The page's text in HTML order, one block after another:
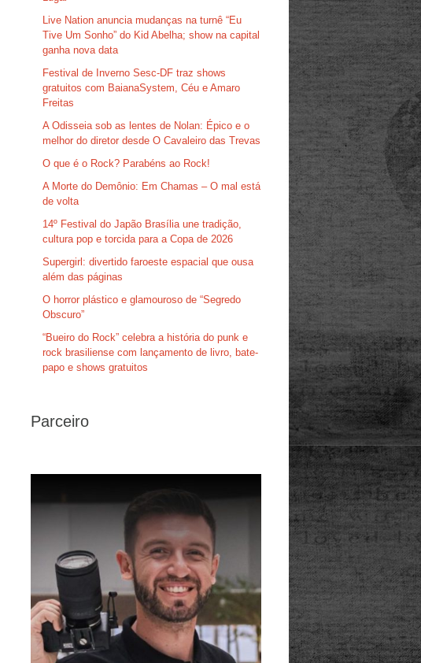
Live Nation anuncia mudanças na turnê “Eu
Tive Um Sonho” do Kid Abelha; show na capital
ganha nova data
Festival de Inverno Sesc-DF traz shows
gratuitos com BaianaSystem, Céu e Amaro
Freitas
A Odisseia sob as lentes de Nolan: Épico e o
melhor do diretor desde O Cavaleiro das Trevas
O que é o Rock? Parabéns ao Rock!
A Morte do Demônio: Em Chamas – O mal está
de volta
14º Festival do Japão Brasília une tradição,
cultura pop e torcida para a Copa de 2026
Supergirl: divertido faroeste espacial que ousa
além das páginas
O horror plástico e glamouroso de “Segredo
Obscuro”
“Bueiro do Rock” celebra a história do punk e
rock brasiliense com lançamento de livro, bate-
papo e shows gratuitos
Parceiro